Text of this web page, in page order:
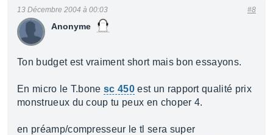
Anonyme
13 Décembre 2004 à 00:03 #8
Ton budget est vraiment short mais bon essayons.
En micro le T.bonesc 450 est un rapport qualité prix
monstrueux du coup tu peux en choper 4.
en préamp/compresseur le tl sera super